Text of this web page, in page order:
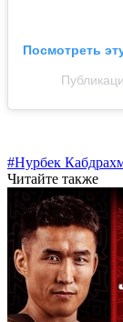
Посмотреть
#Нурбек
Читайте также